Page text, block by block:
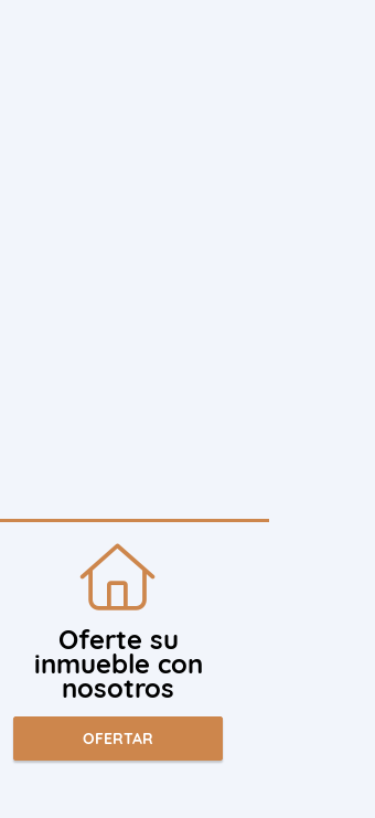
Oferte su
inmueble con
nosotros
OFERTAR